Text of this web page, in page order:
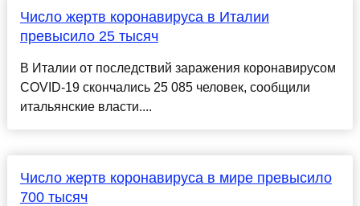
Число жертв коронавируса в Италии
превысило 25 тысяч
В Италии от последствий заражения коронавирусом
COVID-19 скончались 25 085 человек, сообщили
итальянские власти....
Число жертв коронавируса в мире превысило
700 тысяч